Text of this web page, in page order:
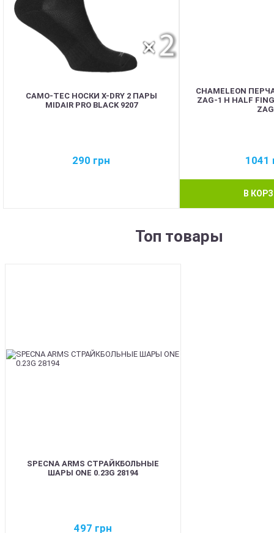
CAMO-TEC НОСКИ X-DRY 2 ПАРЫ
MIDAIR PRO BLACK 9207
290 грн
CHAMELEON
ZAG-1 H HALF
1041
В
Топ товары
SPECNA ARMS СТРАЙКБОЛЬНЫЕ
ШАРЫ ONE 0.23G 28194
497 грн